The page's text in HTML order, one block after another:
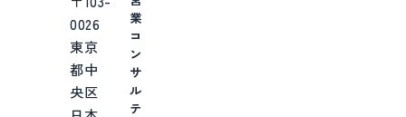
0026
東京
都中
央区
業
コ
ン
サ
ル
テ